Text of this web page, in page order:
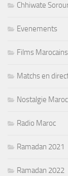
Chhiwate
Evenements
Films Marocains
Matchs en
Nostalgie Maroc
Radio Maroc
Ramadan 2021
Ramadan 2022